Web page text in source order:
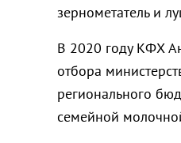
зернометатель и
В 2020 году КФХ
отбора
регионального
семейной